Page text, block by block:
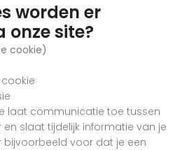
worden er
site?
cookie)
laat communicatie toe tussen
slaat tijdelijk informatie van je
bijvoorbeeld voor dat je een